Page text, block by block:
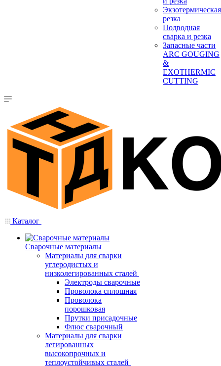
Экзотермическая
резка
Подводная
сварка и резка
Запасные части
ARC GOUGING
&
EXOTHERMIC
CUTTING
Каталог
Сварочные материалы
Материалы для сварки
углеродистых и
низколегированных сталей
Электроды сварочные
Проволока сплошная
Проволока
порошковая
Прутки присадочные
Флюс сварочный
Материалы для сварки
легированных
высокопрочных и
теплоустойчивых сталей